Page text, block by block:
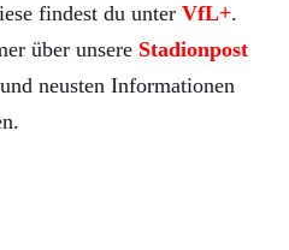
findest du unter VfL+.
über unsere Stadionpost
neusten Informationen